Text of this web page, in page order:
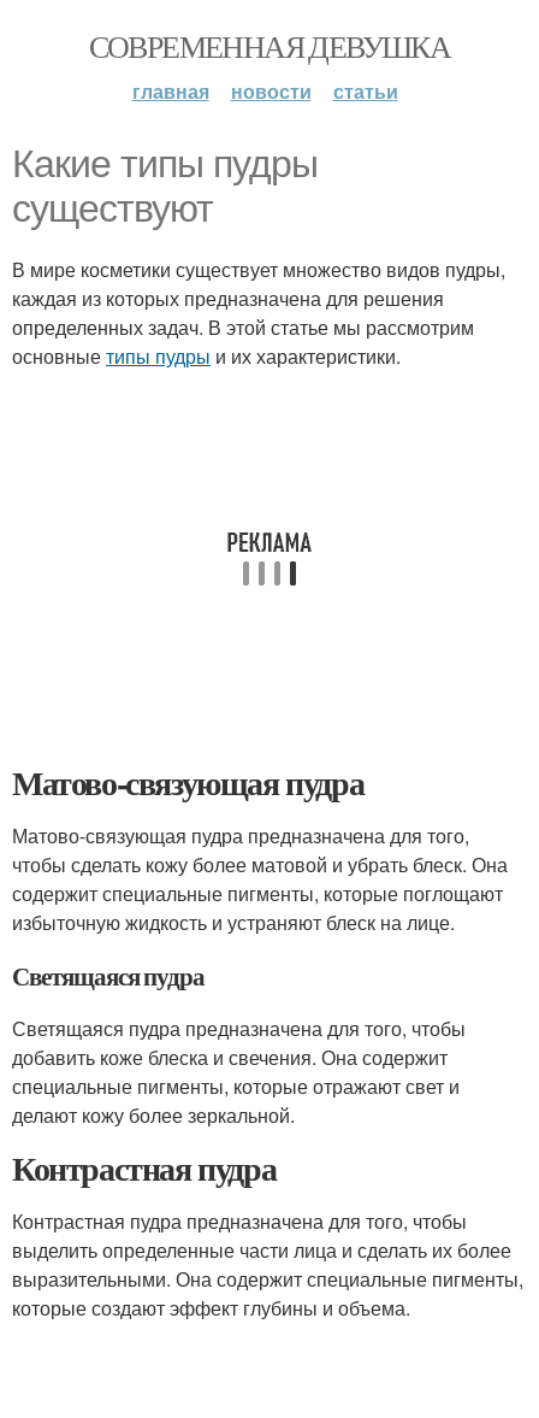
СОВРЕМЕННАЯ ДЕВУШКА
главная новости статьи
Какие типы пудры
существуют
В мире косметики существует множество видов пудры,
каждая из которых предназначена для решения
определенных задач. В этой статье мы рассмотрим
основныетипы пудры и их характеристики.
Матово-связующая пудра
Матово-связующая пудра предназначена для того,
чтобы сделать кожу более матовой и убрать блеск. Она
содержит специальные пигменты, которые поглощают
избыточную жидкость и устраняют блеск на лице.
Светящаяся пудра
Светящаяся пудра предназначена для того, чтобы
добавить коже блеска и свечения. Она содержит
специальные пигменты, которые отражают свет и
делают кожу более зеркальной.
Контрастная пудра
Контрастная пудра предназначена для того, чтобы
выделить определенные части лица и сделать их более
выразительными. Она содержит специальные пигменты,
которые создают эффект глубины и объема.